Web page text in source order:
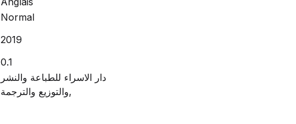
Normal
2019
0.1
دار الاسراء للطباعة والنشر
والتوزيع والترجمة,